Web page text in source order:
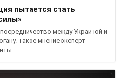
пытается стать
между Украиной и
Такое мнение эксперт